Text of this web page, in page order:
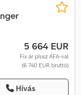
5 664 EUR
Fix ár plusz ÁFA-val
(6 740 EUR bruttó)
Hívás